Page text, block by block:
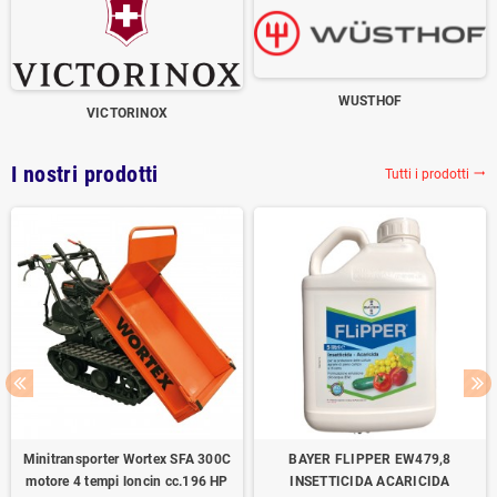
VICTORINOX
WUSTHOF
I nostri prodotti Tutti i prodotti trending_flat
Minitransporter Wortex SFA 300C
motore 4 tempi loncin cc.196 HP
BAYER FLIPPER EW479,8
INSETTICIDA ACARICIDA